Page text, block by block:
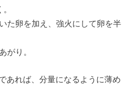
た卵を加え、強火にして卵を半
がり。
あれば、分量になるように薄め